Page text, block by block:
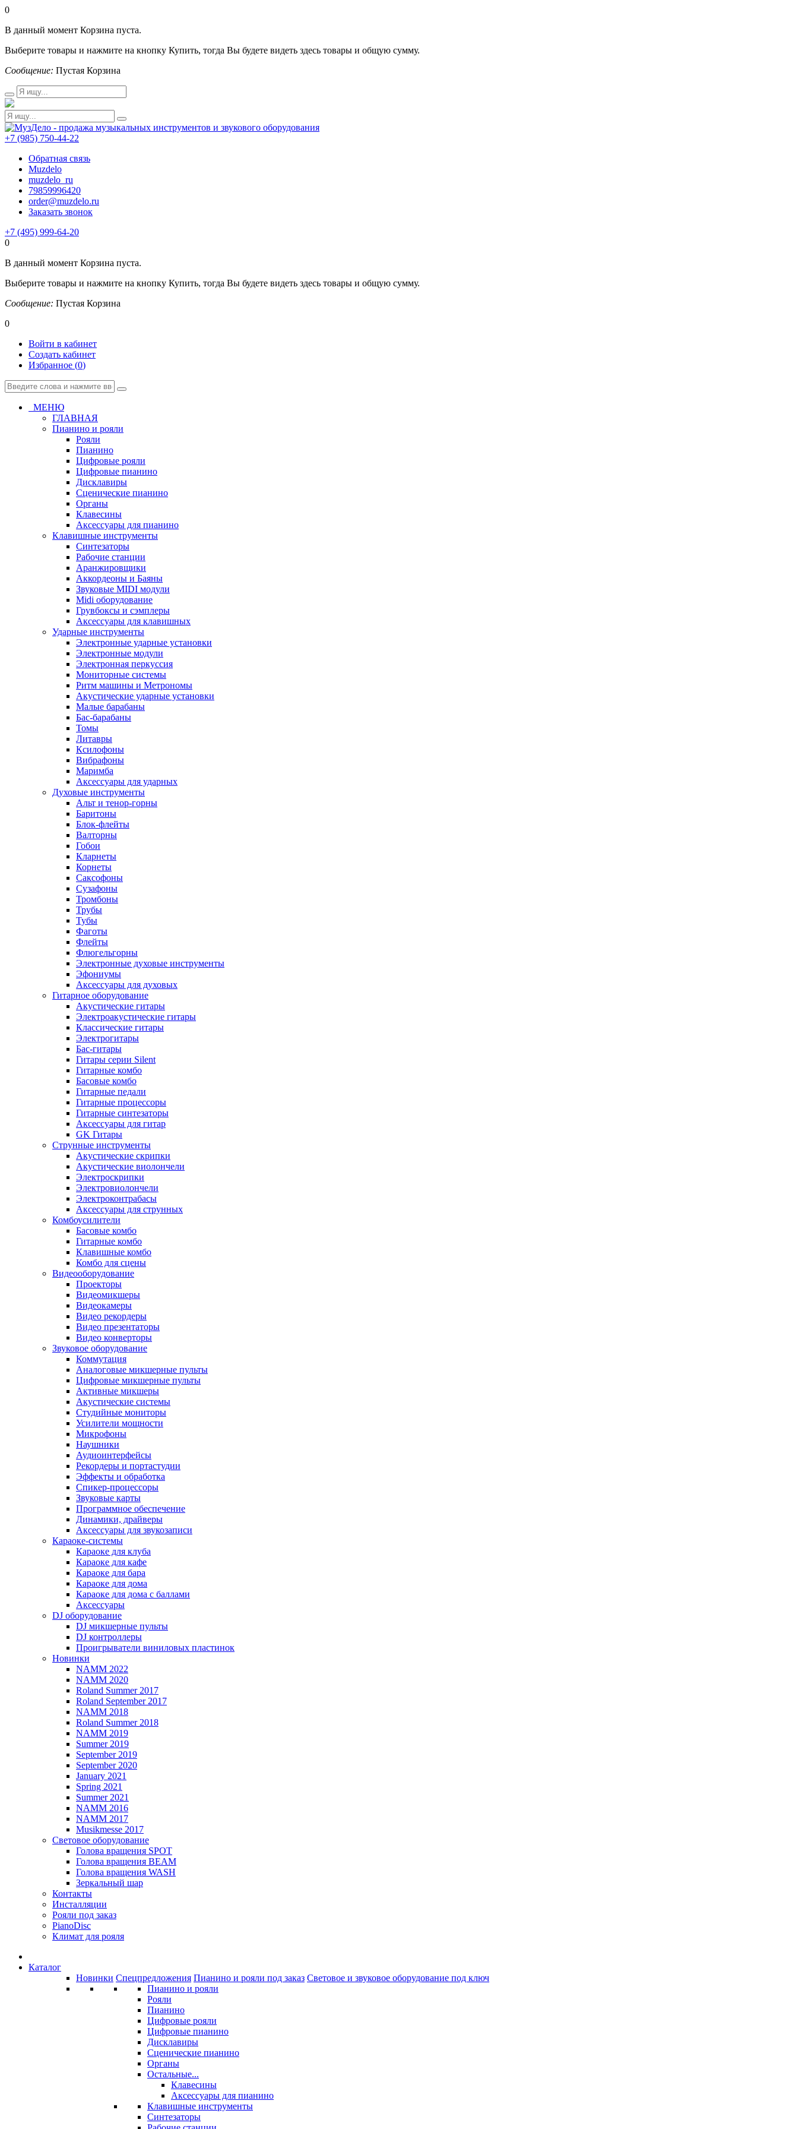
0
В данный момент Корзина пуста.
Выберите товары и нажмите на кнопку Купить, тогда Вы будете видеть здесь товары и общую сумму.
Сообщение: Пустая Корзина
+7 (985) 750-44-22
Обратная связь
Muzdelo
muzdelo_ru
79859996420
order@muzdelo.ru
Заказать звонок
+7 (495) 999-64-20
0
В данный момент Корзина пуста.
Выберите товары и нажмите на кнопку Купить, тогда Вы будете видеть здесь товары и общую сумму.
Сообщение: Пустая Корзина
0
Войти в кабинет
Создать кабинет
Избранное (0)
МЕНЮ
ГЛАВНАЯ
Пианино и рояли
Рояли
Пианино
Цифровые рояли
Цифровые пианино
Дисклавиры
Сценические пианино
Органы
Клавесины
Аксессуары для пианино
Клавишные инструменты
Синтезаторы
Рабочие станции
Аранжировщики
Аккордеоны и Баяны
Звуковые MIDI модули
Midi оборудование
Грувбоксы и сэмплеры
Аксессуары для клавишных
Ударные инструменты
Электронные ударные установки
Электронные модули
Электронная перкуссия
Мониторные системы
Ритм машины и Метрономы
Акустические ударные установки
Малые барабаны
Бас-барабаны
Томы
Литавры
Ксилофоны
Вибрафоны
Маримба
Аксессуары для ударных
Духовые инструменты
Альт и тенор-горны
Баритоны
Блок-флейты
Валторны
Гобои
Кларнеты
Корнеты
Саксофоны
Сузафоны
Тромбоны
Трубы
Тубы
Фаготы
Флейты
Флюгельгорны
Электронные духовые инструменты
Эфониумы
Аксессуары для духовых
Гитарное оборудование
Акустические гитары
Электроакустические гитары
Классические гитары
Электрогитары
Бас-гитары
Гитары серии Silent
Гитарные комбо
Басовые комбо
Гитарные педали
Гитарные процессоры
Гитарные синтезаторы
Аксессуары для гитар
GK Гитары
Струнные инструменты
Акустические скрипки
Акустические виолончели
Электроскрипки
Электровиолончели
Электроконтрабасы
Аксессуары для струнных
Комбоусилители
Басовые комбо
Гитарные комбо
Клавишные комбо
Комбо для сцены
Видеооборудование
Проекторы
Видеомикшеры
Видеокамеры
Видео рекордеры
Видео презентаторы
Видео конверторы
Звуковое оборудование
Коммутация
Аналоговые микшерные пульты
Цифровые микшерные пульты
Активные микшеры
Акустические системы
Студийные мониторы
Усилители мощности
Микрофоны
Наушники
Аудиоинтерфейсы
Рекордеры и портастудии
Эффекты и обработка
Спикер-процессоры
Звуковые карты
Программное обеспечение
Динамики, драйверы
Аксессуары для звукозаписи
Караоке-системы
Караоке для клуба
Караоке для кафе
Караоке для бара
Караоке для дома
Караоке для дома с баллами
Аксессуары
DJ оборудование
DJ микшерные пульты
DJ контроллеры
Проигрыватели виниловых пластинок
Новинки
NAMM 2022
NAMM 2020
Roland Summer 2017
Roland September 2017
NAMM 2018
Roland Summer 2018
NAMM 2019
Summer 2019
September 2019
September 2020
January 2021
Spring 2021
Summer 2021
NAMM 2016
NAMM 2017
Musikmesse 2017
Световое оборудование
Голова вращения SPOT
Голова вращения BEAM
Голова вращения WASH
Зеркальный шар
Контакты
Инсталляции
Рояли под заказ
PianoDisc
Климат для рояля
Каталог
Новинки Спецпредложения Пианино и рояли под заказ Световое и звуковое оборудование под ключ
Пианино и рояли
Рояли
Пианино
Цифровые рояли
Цифровые пианино
Дисклавиры
Сценические пианино
Органы
Остальные...
Клавесины
Аксессуары для пианино
Клавишные инструменты
Синтезаторы